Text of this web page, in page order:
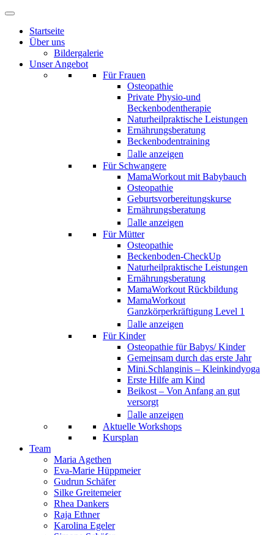
Startseite
Über uns
Bildergalerie
Unser Angebot
Für Frauen
Osteopathie
Private Physio-und
Beckenbodentherapie
Naturheilpraktische Leistungen
Ernährungsberatung
Beckenbodentraining
alle anzeigen
Für Schwangere
MamaWorkout mit Babybauch
Osteopathie
Geburtsvorbereitungskurse
Ernährungsberatung
alle anzeigen
Für Mütter
Osteopathie
Beckenboden-CheckUp
Naturheilpraktische Leistungen
Ernährungsberatung
MamaWorkout Rückbildung
MamaWorkout
Ganzkörperkräftigung Level 1
alle anzeigen
Für Kinder
Osteopathie für Babys/ Kinder
Gemeinsam durch das erste Jahr
Mini.Schlanginis – Kleinkindyoga
Erste Hilfe am Kind
Beikost – Von Anfang an gut
versorgt
alle anzeigen
Aktuelle Workshops
Kursplan
Team
Maria Agethen
Eva-Marie Hüppmeier
Gudrun Schäfer
Silke Greitemeier
Rhea Dankers
Raja Ethner
Karolina Egeler